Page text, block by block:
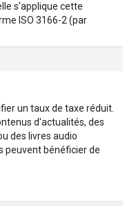
s'applique cette
ISO 3166-2 (par
un taux de taxe réduit.
d'actualités, des
des livres audio
peuvent bénéficier de